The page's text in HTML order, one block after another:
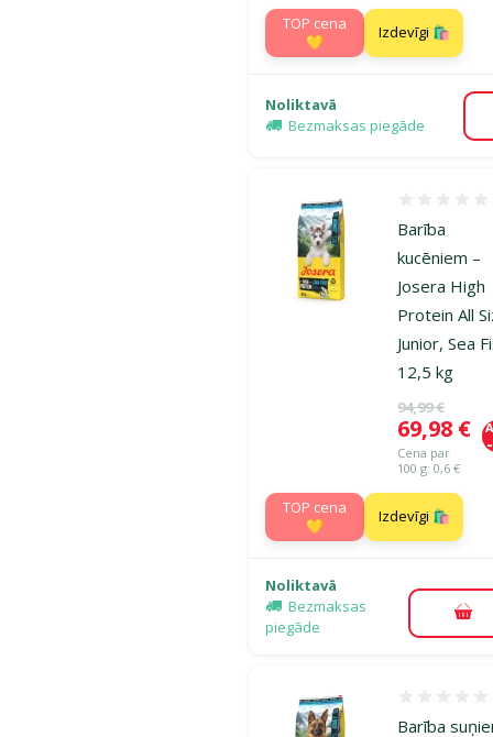
TOP cena
💛
Izdevīgi 🛍️
Noliktavā
Bezmaksas piegāde
Barība
kucēniem –
Josera High
Protein All
Junior, Sea
12,5 kg
Oriģinālā
94,99 €
Cena
69,98 €
Cena par
100 g: 0,6 €
TOP cena
💛
Izdevīgi 🛍️
Noliktavā
Bezmaksas
piegāde
Barība